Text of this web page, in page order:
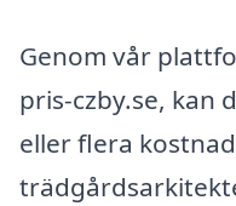
Genom vår
pris-czby.se, kan
eller flera